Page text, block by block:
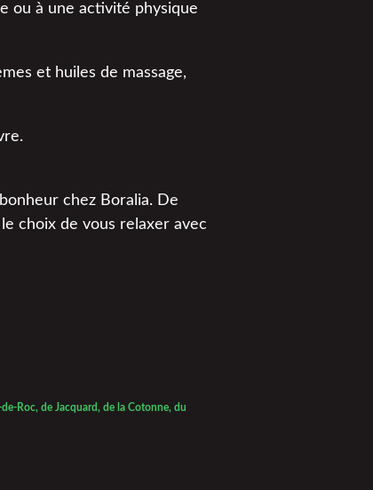
ou à une activité physique
et huiles de massage,
chez Boralia. De
choix de vous relaxer avec
Roc, de Jacquard, de la Cotonne, du